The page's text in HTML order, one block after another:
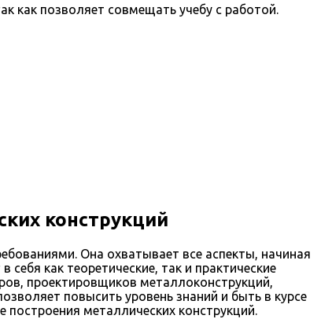
как позволяет совмещать учебу с работой.
конструкций
Она охватывает все аспекты, начиная
как теоретические, так и практические
проектировщиков металлоконструкций,
повысить уровень знаний и быть в курсе
металлических конструкций.